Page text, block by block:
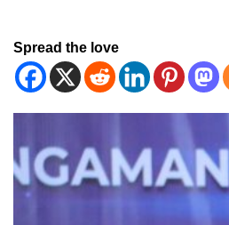
Spread the love